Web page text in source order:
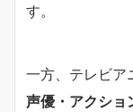
す。
一方、テレビア
声優・アクショ